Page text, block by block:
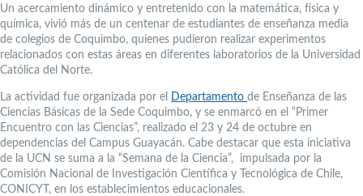
Un acercamiento dinámico y entretenido con la matemática, física y
química, vivió más de un centenar de estudiantes de enseñanza media
de colegios de Coquimbo, quienes pudieron realizar experimentos
relacionados con estas áreas en diferentes laboratorios de la Universidad
Católica del Norte.
La actividad fue organizada por el Departamento de Enseñanza de las
Ciencias Básicas de la Sede Coquimbo, y se enmarcó en el “Primer
Encuentro con las Ciencias”, realizado el 23 y 24 de octubre en
dependencias del Campus Guayacán. Cabe destacar que esta iniciativa
de la UCN se suma a la “Semana de la Ciencia”, impulsada por la
Comisión Nacional de Investigación Científica y Tecnológica de Chile,
CONICYT, en los establecimientos educacionales.